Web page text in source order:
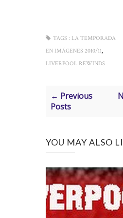
TAGS : LA TEMPORADA
EN IMÁGENES 2010/11,
LIVERPOOL REWINDS
← Previous
Posts
YOU MAY ALSO